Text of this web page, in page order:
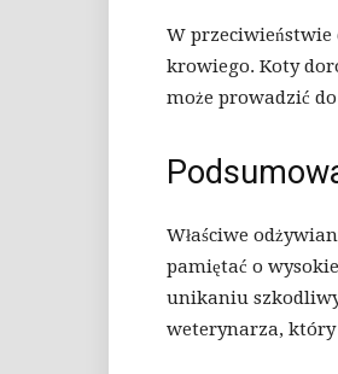
W
krowiego. Koty
może prowadzić
Właściwe
pamiętać o
unikaniu
weterynarza, który